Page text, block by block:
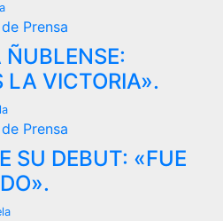
Prensa
ÑUBLENSE:
LA VICTORIA».
Prensa
SU DEBUT: «FUE